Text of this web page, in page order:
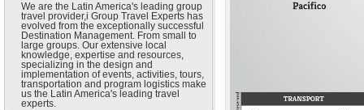
We are the Latin America's leading group
travel provider,i Group Travel Experts has
evolved from the exceptionally successful
Destination Management. From small to
large groups. Our extensive local
knowledge, expertise and resources,
specializing in the design and
implementation of events, activities, tours,
transportation and program logistics make
us the Latin America's leading travel
experts.